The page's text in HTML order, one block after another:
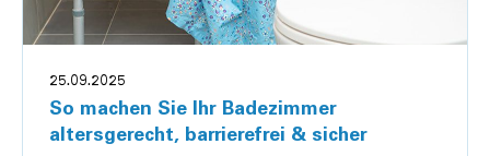
25.09.2025
So machen Sie Ihr Badezimmer
altersgerecht, barrierefrei & sicher